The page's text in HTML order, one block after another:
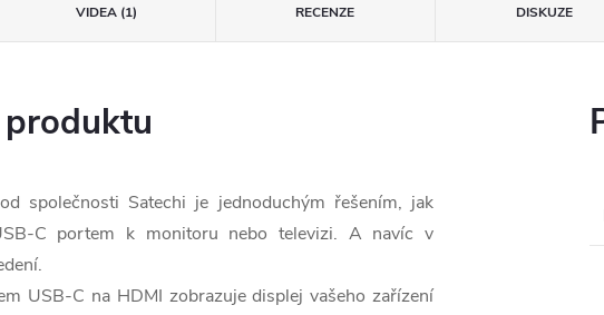
VIDEA (1) RECENZE DISKUZE
společnosti Satechi je jednoduchým řešením, jak
C portem k monitoru nebo televizi. A navíc v
USB-C na HDMI zobrazuje displej vašeho zařízení